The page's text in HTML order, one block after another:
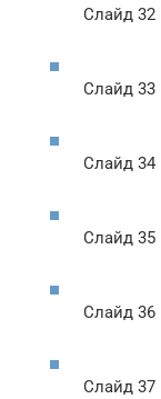
Слайд 32
Слайд 33
Слайд 34
Слайд 35
Слайд 36
Слайд 37